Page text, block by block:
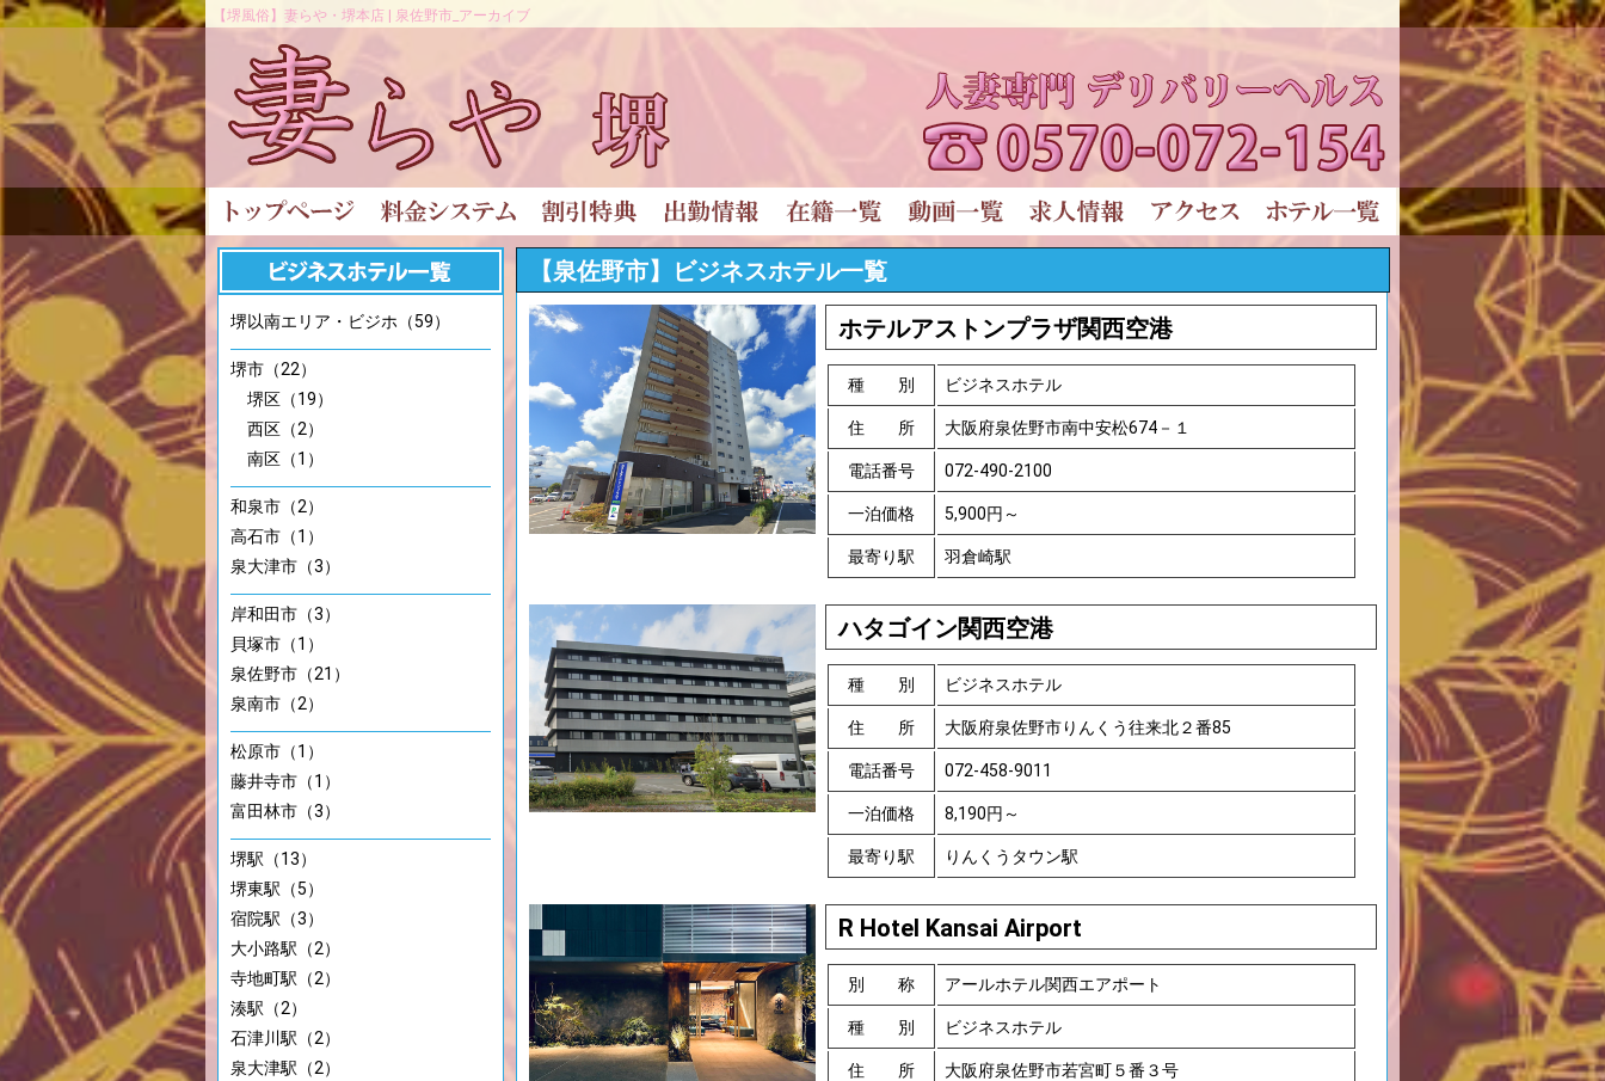
【堺風俗】妻らや・堺本店 | 泉佐野市_アーカイブ
堺以南エリア・ビジホ（59）
堺市（22）
堺区（19）
西区（2）
南区（1）
和泉市（2）
高石市（1）
泉大津市（3）
岸和田市（3）
貝塚市（1）
泉佐野市（21）
泉南市（2）
松原市（1）
藤井寺市（1）
富田林市（3）
堺駅（13）
堺東駅（5）
宿院駅（3）
大小路駅（2）
寺地町駅（2）
湊駅（2）
石津川駅（2）
泉大津駅（2）
【泉佐野市】ビジネスホテル一覧
ホテルアストンプラザ関西空港
種 別 ビジネスホテル
住 所 大阪府泉佐野市南中安松674－１
電話番号 072-490-2100
一泊価格 5,900円～
最寄り駅 羽倉崎駅
ハタゴイン関西空港
種 別 ビジネスホテル
住 所 大阪府泉佐野市りんくう往来北２番85
電話番号 072-458-9011
一泊価格 8,190円～
最寄り駅 りんくうタウン駅
R Hotel Kansai Airport
別 称 アールホテル関西エアポート
種 別 ビジネスホテル
住 所 大阪府泉佐野市若宮町５番３号